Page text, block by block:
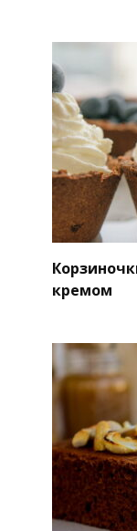
кремом